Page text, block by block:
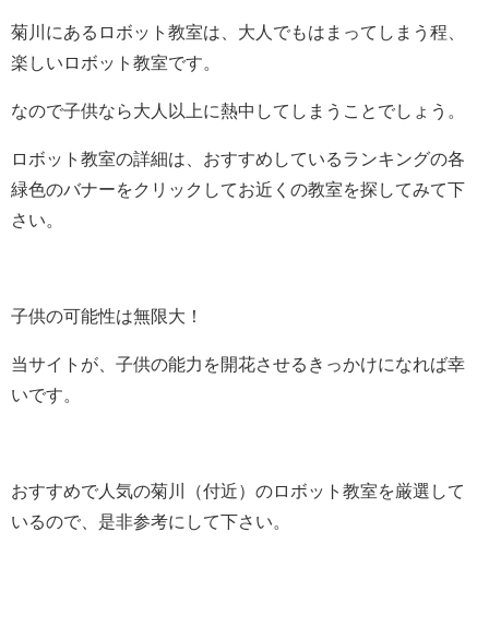
菊川にあるロボット教室は、大人でもはまってしまう程、
楽しいロボット教室です。
なので子供なら大人以上に熱中してしまうことでしょう。
ロボット教室の詳細は、おすすめしているランキングの各
緑色のバナーをクリックしてお近くの教室を探してみて下
さい。
子供の可能性は無限大！
当サイトが、子供の能力を開花させるきっかけになれば幸
いです。
おすすめで人気の菊川（付近）のロボット教室を厳選して
いるので、是非参考にして下さい。